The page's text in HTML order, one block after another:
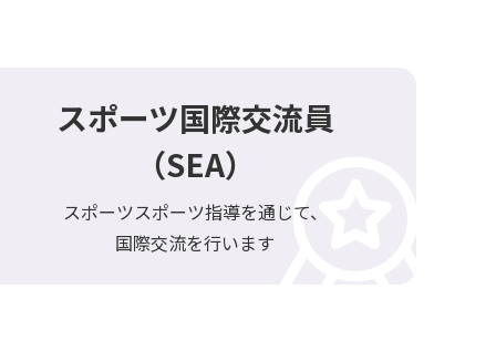
スポーツ国際交流員
（SEA）
スポーツスポーツ指導を通じて、
国際交流を行います